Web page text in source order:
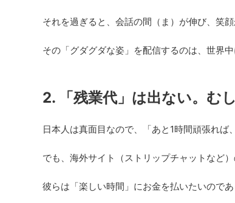
それを過ぎると、会話の間（ま）が伸び、笑
その「グダグダな姿」を配信するのは、世界
2. 「残業代」は出ない。む
日本人は真面目なので、「あと1時間頑張れ
でも、海外サイト（ストリップチャットなど）
彼らは「楽しい時間」にお金を払いたいので